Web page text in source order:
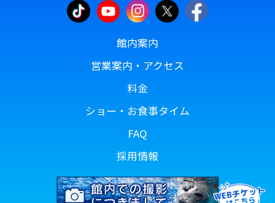
館内案内
営業案内・アクセス
料金
ショー・お食事タイム
FAQ
採用情報